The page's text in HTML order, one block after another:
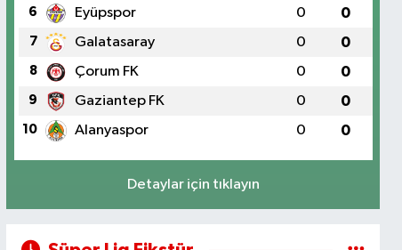
6 Eyüpspor 0 0
7 Galatasaray 0 0
8 Çorum FK 0 0
9 Gaziantep FK 0 0
10 Alanyaspor 0 0
Detaylar için tıklayın